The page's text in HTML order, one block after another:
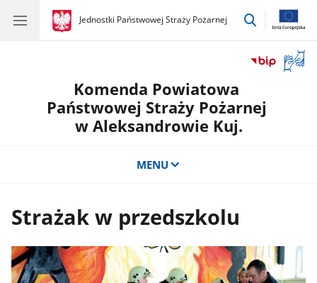
gov.pl
Jednostki Państwowej Straży Pożarnej
gov.pl
Jednostki
przejdź
okno
Komenda Powiatowa
Państwowej Straży Pożarnej
w Aleksandrowie Kuj.
MENU
Strażak w przedszkolu